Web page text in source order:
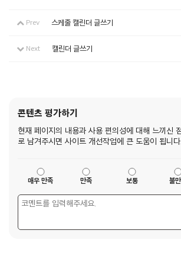
Prev 스케줄 캘린더 글쓰기
Next 캘린더 글쓰기
콘텐츠 평가하기
현재 페이지의 내용과 사용 편의성에 대해 느끼신
로 남겨주시면 사이트 개선작업에 큰 도움이 됩니다.
매우 만족 만족 보통 불